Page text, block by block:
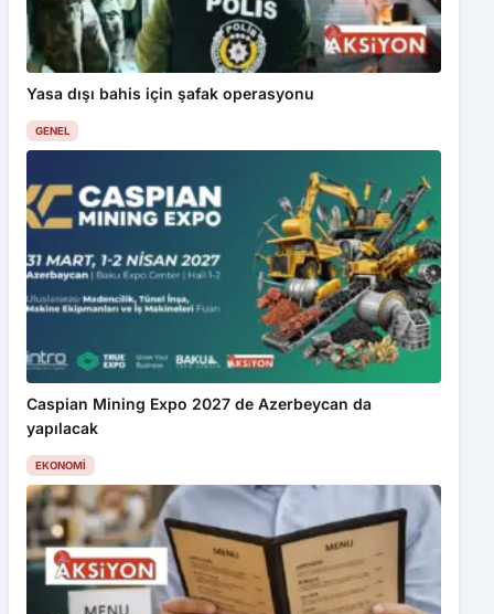
Yasa dışı bahis için şafak operasyonu
GENEL
Caspian Mining Expo 2027 de Azerbeycan da
yapılacak
EKONOMI